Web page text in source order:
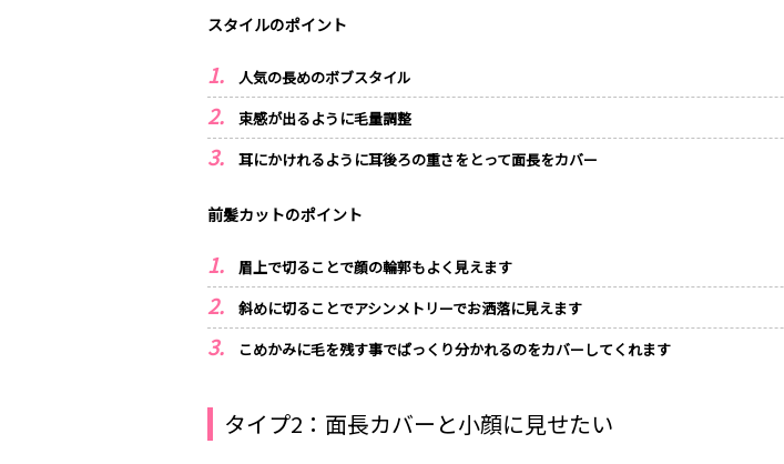
スタイルのポイント
人気の長めのボブスタイル
束感が出るように毛量調整
耳にかけれるように耳後ろの重さをとって面長をカバー
前髪カットのポイント
眉上で切ることで顔の輪郭もよく見えます
斜めに切ることでアシンメトリーでお洒落に見えます
こめかみに毛を残す事でぱっくり分かれるのをカバーしてくれます
タイプ2：面長カバーと小顔に見せたい